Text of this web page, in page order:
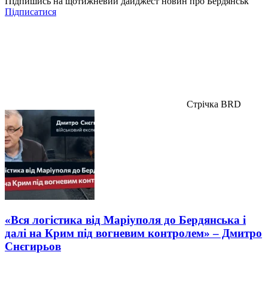
Підписатися
Стрічка BRD
«Вся логістика від Маріуполя до Бердянська і
далі на Крим під вогневим контролем» – Дмитро
Снєгирьов